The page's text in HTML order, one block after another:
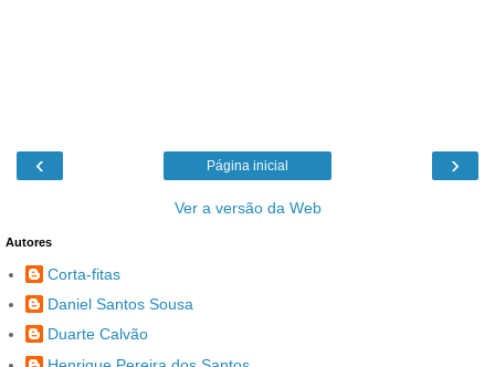
‹ ›
Página inicial
Ver a versão da Web
Autores
Corta-fitas
Daniel Santos Sousa
Duarte Calvão